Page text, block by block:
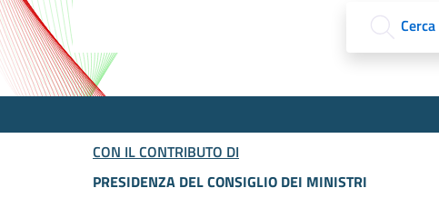
Cerca
CON IL CONTRIBUTO DI
PRESIDENZA DEL CONSIGLIO DEI MINISTRI